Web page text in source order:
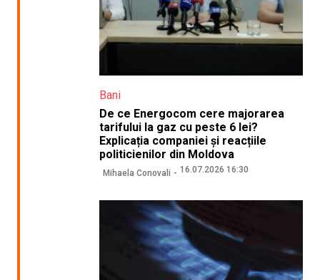
Bani
De ce Energocom cere majorarea
tarifului la gaz cu peste 6 lei?
Explicația companiei și reacțiile
politicienilor din Moldova
Mihaela Conovali 16.07.2026 16:30